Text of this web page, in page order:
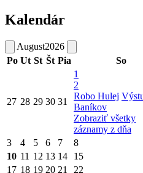
Kalendár
August2026
Po Ut St Št Pia So
27 28 29 30 31
1
2
Robo Hulej
Baníkov
Zobraziť všetky
záznamy z dňa
3
4 5 6 7 8
10 11 12 13 14 15
17 18 19 20 21 22